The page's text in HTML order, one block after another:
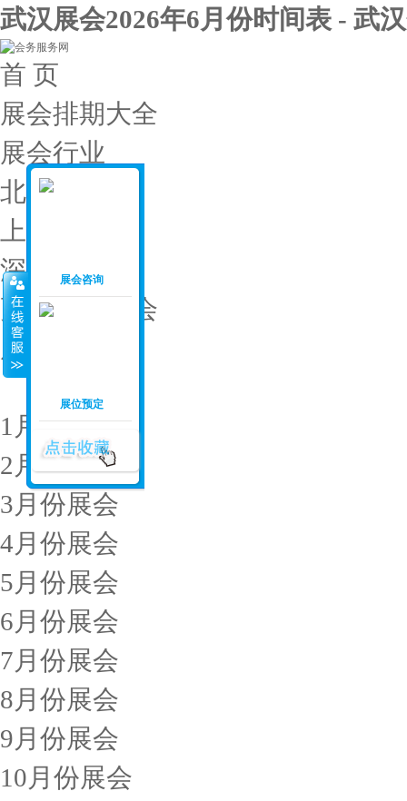
武汉展会2026年6月份时间表 - 武
首 页
展会排期大全
展会行业
北京展会
上海展会
深圳展会
更多城市展会
展会投稿
展会月份
1月份展会
2月份展会
3月份展会
4月份展会
5月份展会
6月份展会
7月份展会
8月份展会
9月份展会
10月份展会
展会咨询
展位预定